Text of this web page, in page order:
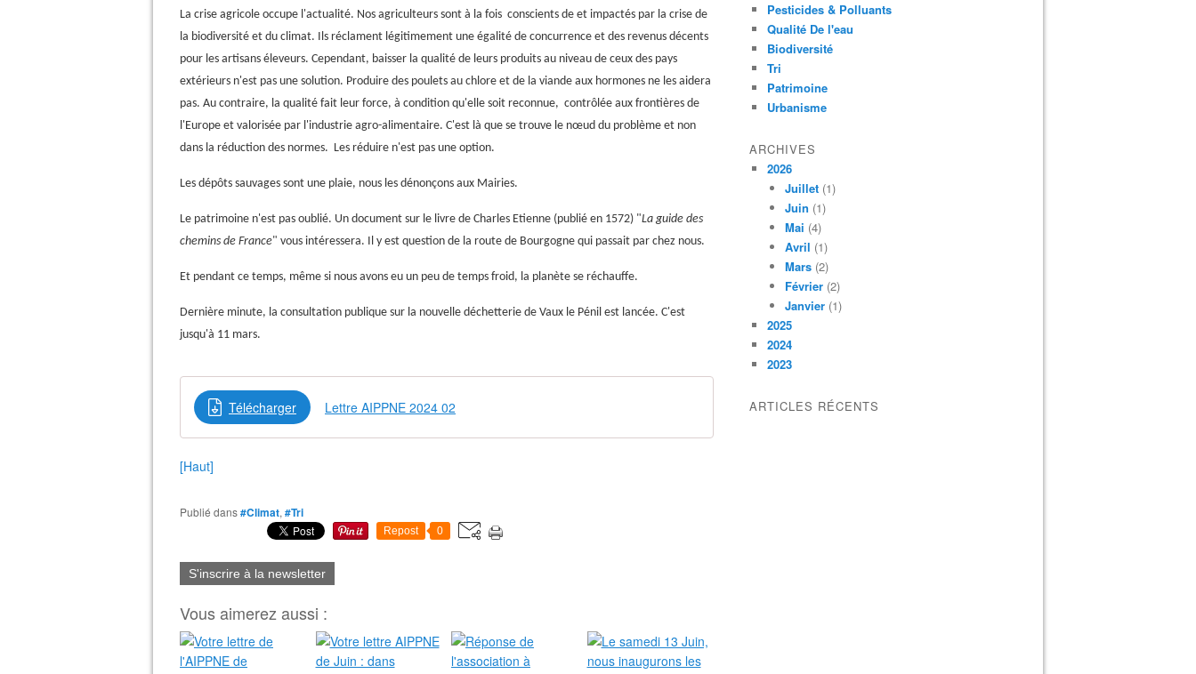
La crise agricole occupe l'actualité. Nos agriculteurs sont à la fois conscients de et impactés par la crise de
la biodiversité et du climat. Ils réclament légitimement une égalité de concurrence et des revenus décents
pour les artisans éleveurs. Cependant, baisser la qualité de leurs produits au niveau de ceux des pays
extérieurs n'est pas une solution. Produire des poulets au chlore et de la viande aux hormones ne les aidera
pas. Au contraire, la qualité fait leur force, à condition qu'elle soit reconnue, contrôlée aux frontières de
l'Europe et valorisée par l'industrie agro-alimentaire. C'est là que se trouve le nœud du problème et non
dans la réduction des normes. Les réduire n'est pas une option.
Les dépôts sauvages sont une plaie, nous les dénonçons aux Mairies.
Le patrimoine n'est pas oublié. Un document sur le livre de Charles Etienne (publié en 1572) "La guide des
chemins de France" vous intéressera. Il y est question de la route de Bourgogne qui passait par chez nous.
Et pendant ce temps, même si nous avons eu un peu de temps froid, la planète se réchauffe.
Dernière minute, la consultation publique sur la nouvelle déchetterie de Vaux le Pénil est lancée. C'est
jusqu'à 11 mars.
Télécharger Lettre AIPPNE 2024 02
[Haut]
Publié dans#Climat, #Tri
Repost 0
S'inscrire à la newsletter
Vous aimerez aussi :
Pesticides & Polluants
Qualité De l'eau
Biodiversité
Tri
Patrimoine
Urbanisme
ARCHIVES
2026
Juillet (1)
Juin (1)
Mai (4)
Avril (1)
Mars (2)
Février (2)
Janvier (1)
2025
2024
2023
ARTICLES RÉCENTS